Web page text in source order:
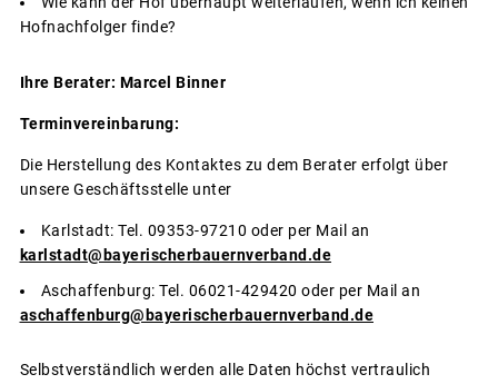
Hofnachfolger finde?
Ihre Berater: Marcel Binner
Terminvereinbarung:
Die Herstellung des Kontaktes zu dem Berater erfolgt über
unsere Geschäftsstelle unter
Karlstadt: Tel. 09353-97210 oder per Mail an
karlstadt@bayerischerbauernverband.de
Aschaffenburg: Tel. 06021-429420 oder per Mail an
aschaffenburg@bayerischerbauernverband.de
Selbstverständlich werden alle Daten höchst vertraulich